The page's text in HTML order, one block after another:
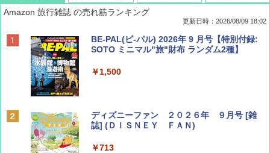
Amazon 旅行雑誌 の売れ筋ランキング
更新日時：2026/08/09 18:02
BE-PAL(ビ-パル) 2026年 9 月号【特別付録:
SOTO ミニマル"旅"財布 ランダム2種】
￥1,500
ディズニーファン ２０２６年 ９月号 [雑
誌] (ＤＩＳＮＥＹ ＦＡＮ)
￥713